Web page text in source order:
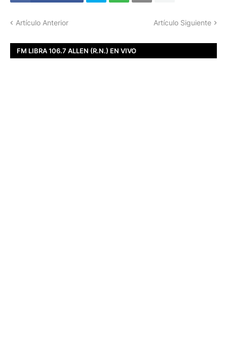
Artículo Anterior Artículo Siguiente
FM LIBRA 106.7 ALLEN (R.N.) EN VIVO